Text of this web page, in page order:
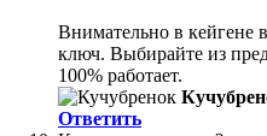
Внимательно в кейгене
ключ. Выбирайте из
100% работает.
Ответить